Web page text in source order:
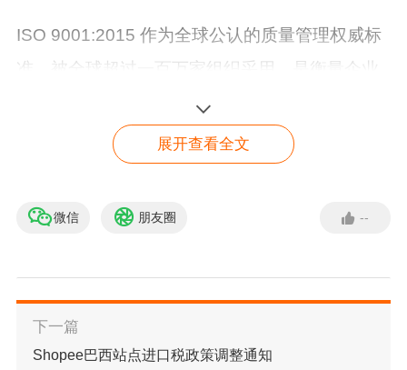
ISO 9001:2015 作为全球公认的质量管理权威标
准，被全球超过一百万家组织采用，是衡量企业
质量管理体系成熟度、服务能力与持续改进水平
的重要标尺。该标准强调建立高效的质量管控流
程、持续优化运营效率、满足客户核心需求并推
动服务能力稳步提升。
证其运营体系的规范化、标准化与专业化水平。
连续六年获证，不仅是对百世泰国本土化运营成
展开查看全文
微信 朋友圈 --
下一篇
Shopee巴西站点进口税政策调整通知